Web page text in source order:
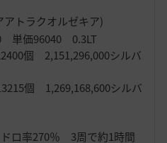
アトラクオルゼキア)
単価96040 0.3LT
個 2,151,296,000シルバ
個 1,269,168,600シルバ
ロ率270％ 3周で約1時間